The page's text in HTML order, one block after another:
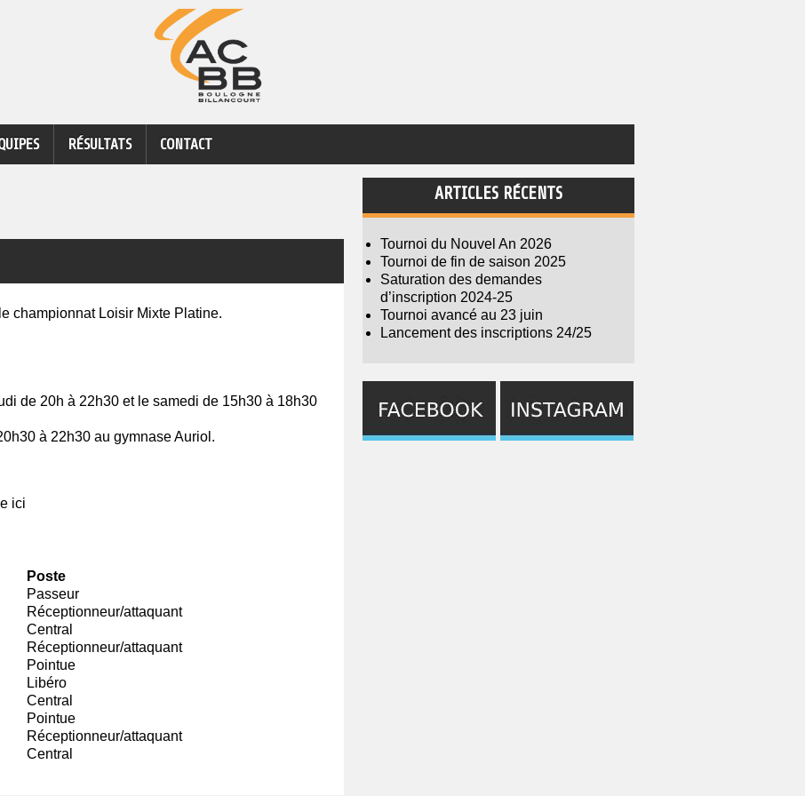
RÉSULTATS CONTACT
championnat Loisir Mixte Platine.
de 20h à 22h30 et le samedi de 15h30 à 18h30
à 22h30 au gymnase Auriol.
ici
Poste
Passeur
Réceptionneur/attaquant
Central
Réceptionneur/attaquant
Pointue
Libéro
Central
Pointue
Réceptionneur/attaquant
Central
ARTICLES RÉCENTS
Tournoi du Nouvel An 2026
Tournoi de fin de saison 2025
Saturation des demandes
d’inscription 2024-25
Tournoi avancé au 23 juin
Lancement des inscriptions 24/25